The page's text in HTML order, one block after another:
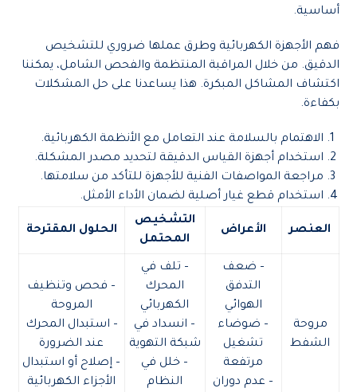
أساسية.
فهم الأجهزة الكهربائية وطرق عملها ضروري للتشخيص
الدقيق. من خلال المراقبة المنتظمة والفحص الشامل، يمكننا
اكتشاف المشاكل المبكرة. هذا يساعدنا على حل المشكلات
بكفاءة.
الاهتمام بالسلامة عند التعامل مع الأنظمة الكهربائية.
استخدام أجهزة القياس الدقيقة لتحديد مصدر المشكلة.
مراجعة المواصفات الفنية للأجهزة للتأكد من سلامتها.
استخدام قطع غيار أصلية لضمان الأداء الأمثل.
العنصر الأعراض
التشخيص
المحتمل
الحلول المقترحة
مروحة
الشفط
– ضعف
التدفق
الهوائي
– ضوضاء
تشغيل
مرتفعة
– عدم دوران
– تلف في
المحرك
الكهربائي
– انسداد في
شبكة التهوية
– خلل في
النظام
– فحص وتنظيف
المروحة
– استبدال المحرك
عند الضرورة
– إصلاح أو استبدال
الأجزاء الكهربائية